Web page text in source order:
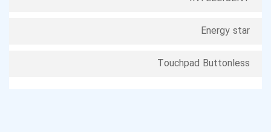
Energy star
Touchpad Buttonless